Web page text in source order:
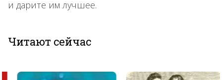
и дарите им лучшее.
Читают сейчас